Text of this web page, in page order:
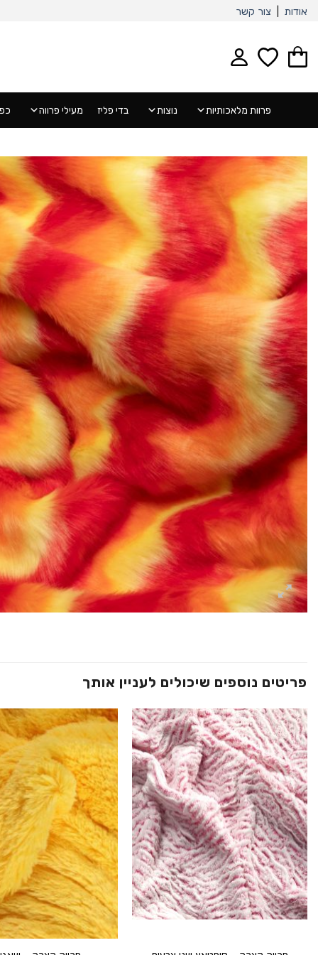
Skip
content
אודות צור קשר
פרוות מלאכותיות נוצות בדי פליז מעילי פרווה
פריטים נוספים שיכולים לעניין אותך
הוסף ל
WISHLIST